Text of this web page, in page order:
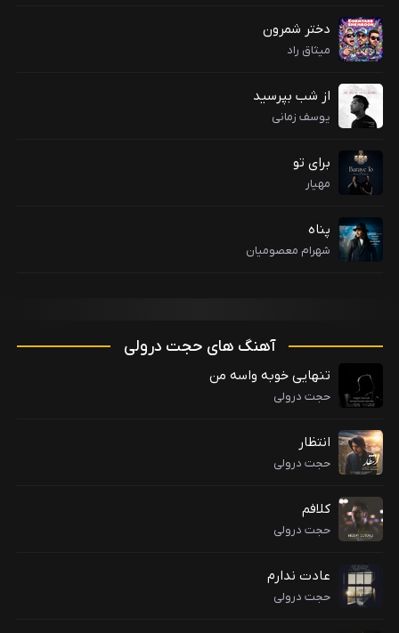
دختر شمرون
میثاق راد
از شب بپرسید
یوسف زمانی
برای تو
مهیار
پناه
شهرام معصومیان
آهنگ های حجت درولی
تنهایی خوبه واسه من
حجت درولی
انتظار
حجت درولی
کلافم
حجت درولی
عادت ندارم
حجت درولی